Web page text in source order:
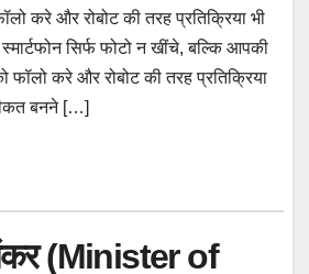
करे और रोबोट की तरह प्रतिक्रिया भी
सिर्फ फोटो न खींचे, बल्कि आपकी
करे और रोबोट की तरह प्रतिक्रिया
बनने […]
(Minister of